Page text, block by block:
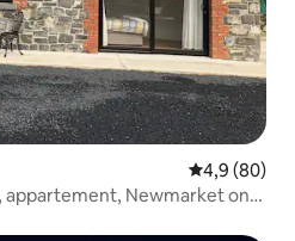
Gemiddelde
4,9 (80)
appartement, Newmarket on